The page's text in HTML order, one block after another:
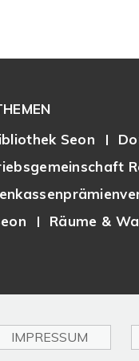
Seon
Räume &
IMPRESSUM